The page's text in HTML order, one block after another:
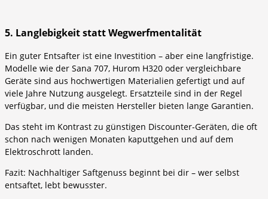
5. Langlebigkeit statt Wegwerfmentalität
Ein guter Entsafter ist eine Investition – aber eine langfristige.
Modelle wie der Sana 707, Hurom H320 oder vergleichbare
Geräte sind aus hochwertigen Materialien gefertigt und auf
viele Jahre Nutzung ausgelegt. Ersatzteile sind in der Regel
verfügbar, und die meisten Hersteller bieten lange Garantien.
Das steht im Kontrast zu günstigen Discounter-Geräten, die oft
schon nach wenigen Monaten kaputtgehen und auf dem
Elektroschrott landen.
Fazit: Nachhaltiger Saftgenuss beginnt bei dir – wer selbst
entsaftet, lebt bewusster.